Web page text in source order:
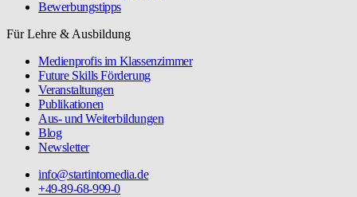
Bewerbungstipps
Für Lehre & Ausbildung
Medienprofis im Klassenzimmer
Future Skills Förderung
Veranstaltungen
Publikationen
Aus- und Weiterbildungen
Blog
Newsletter
info@startintomedia.de
+49-89-68-999-0